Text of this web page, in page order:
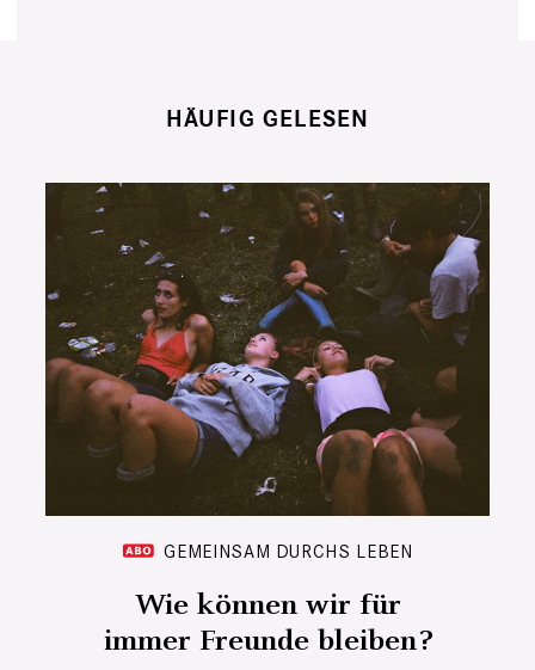
HÄUFIG GELESEN
GEMEINSAM DURCHS LEBEN
Wie können wir für
immer Freunde bleiben?